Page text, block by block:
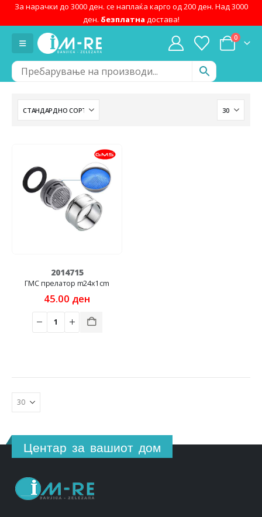
За нарачки до 3000 ден. се наплаќа карго од 200 ден. Над 3000
ден. безплатна достава!
0
2014715
ГМС прелатор m24x1cm
45.00 ден
Центар за вашиот дом